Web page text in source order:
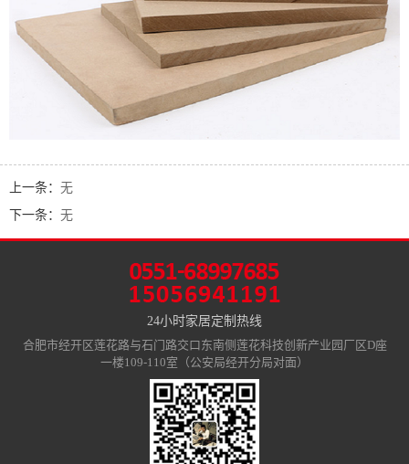
上一条： 无
下一条： 无
24小时家居定制热线
合肥市经开区莲花路与石门路交口东南侧莲花科技创新产业园厂区D座
一楼109-110室（公安局经开分局对面）